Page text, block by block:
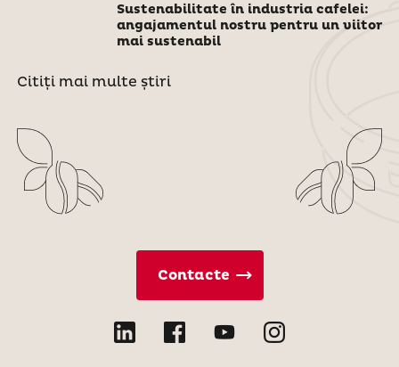
Sustenabilitate în industria cafelei:
angajamentul nostru pentru un viitor
mai sustenabil
Citiți mai multe știri
Contacte